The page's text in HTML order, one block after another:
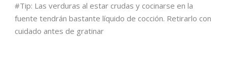
#Tip: Las verduras al estar crudas y cocinarse en la
fuente tendrán bastante líquido de cocción. Retirarlo con
cuidado antes de gratinar